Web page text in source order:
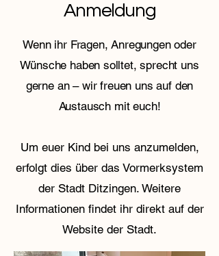
Anmeldung
Wenn ihr Fragen, Anregungen oder
Wünsche haben solltet, sprecht uns
gerne an – wir freuen uns auf den
Austausch mit euch!
Um euer Kind bei uns anzumelden,
erfolgt dies über das Vormerksystem
der Stadt Ditzingen. Weitere
Informationen findet ihr direkt auf der
Website der Stadt.